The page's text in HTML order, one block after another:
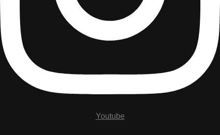
Youtube